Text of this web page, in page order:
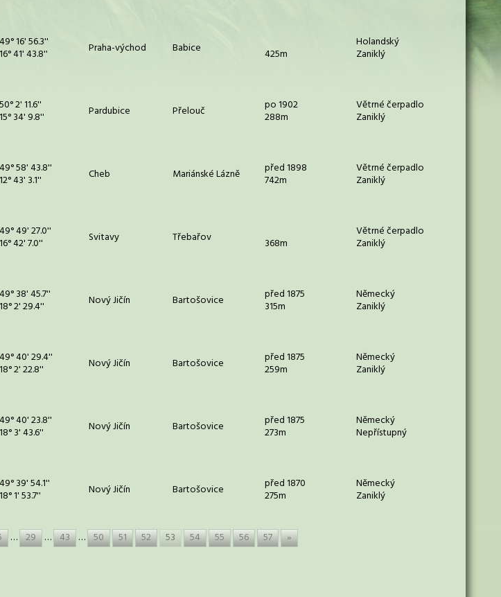
49° 16' 56.3''
16° 41' 43.8'' Praha-východ Babice 425m
Holandský
Zaniklý
50° 2' 11.6''
15° 34' 9.8'' Pardubice Přelouč po 1902
288m
Větrné čerpadlo
Zaniklý
49° 58' 43.8''
12° 43' 3.1'' Cheb Mariánské Lázně před 1898
742m
Větrné čerpadlo
Zaniklý
49° 49' 27.0''
16° 42' 7.0'' Svitavy Třebařov 368m
Větrné čerpadlo
Zaniklý
49° 38' 45.7''
18° 2' 29.4'' Nový Jičín Bartošovice před 1875
315m
Německý
Zaniklý
49° 40' 29.4''
18° 2' 22.8'' Nový Jičín Bartošovice před 1875
259m
Německý
Zaniklý
49° 40' 23.8''
18° 3' 43.6'' Nový Jičín Bartošovice před 1875
273m
Německý
Nepřístupný
49° 39' 54.1''
18° 1' 53.7'' Nový Jičín Bartošovice před 1870
275m
Německý
Zaniklý
… 29 … 43 … 50 51 52 53 54 55 56 57 »